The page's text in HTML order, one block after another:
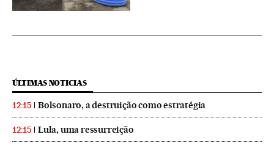
ÚLTIMAS NOTICIAS
12:15 Bolsonaro, a destruição como estratégia
12:15 Lula, uma ressurreição